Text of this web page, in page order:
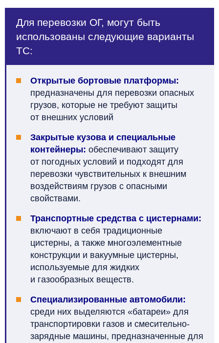
Для перевозки ОГ, могут быть
использованы следующие варианты
ТС:
Открытые бортовые платформы:
предназначены для перевозки опасных
грузов, которые не требуют защиты
от внешних условий
Закрытые кузова и специальные
контейнеры: обеспечивают защиту
от погодных условий и подходят для
перевозки чувствительных к внешним
воздействиям грузов с опасными
свойствами.
Транспортные средства с цистернами:
включают в себя традиционные
цистерны, а также многоэлементные
конструкции и вакуумные цистерны,
используемые для жидких
и газообразных веществ.
Специализированные автомобили:
среди них выделяются «батареи» для
транспортировки газов и смесительно-
зарядные машины, предназначенные для